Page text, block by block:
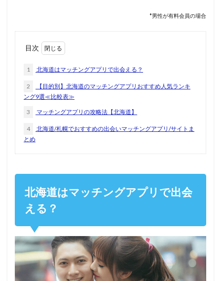
*男性が有料会員の場合
目次
1 北海道はマッチングアプリで出会える？
2
【目的別】北海道のマッチングアプリおすすめ人気ランキ
ング9選≪比較表≫
3 マッチングアプリの攻略法【北海道】
4
北海道/札幌でおすすめの出会いマッチングアプリ/サイトま
とめ
北海道はマッチングアプリで出会
える？